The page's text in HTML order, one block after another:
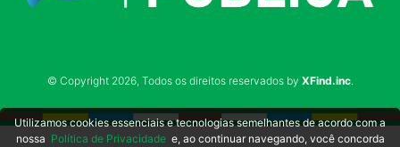
© Copyright 2026, Todos os direitos reservados by XFind.inc.
Utilizamos cookies essenciais e tecnologias semelhantes de acordo com a
nossa Política de Privacidadee, ao continuar navegando, você concorda